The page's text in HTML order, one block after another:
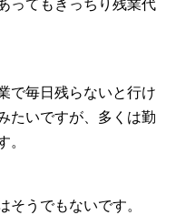
ってもきっちり残業代
で毎日残らないと行け
たいですが、多くは勤
。
そうでもないです。